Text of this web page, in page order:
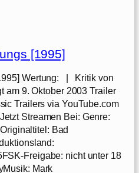
[1995]
Wertung: | Kritik von
9. Oktober 2003 Trailer
Trailers via YouTube.com
Streamen Bei: Genre:
Bad
Freigabe: nicht unter 18
Mark